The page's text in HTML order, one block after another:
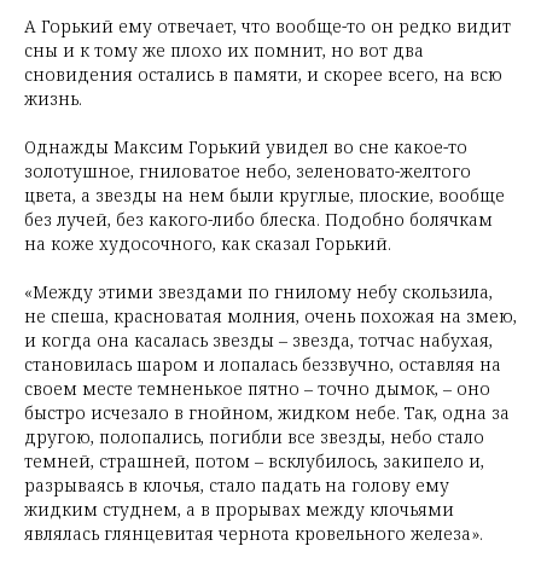
А Горький ему отвечает, что вообще-то он редко видит
сны и к тому же плохо их помнит, но вот два
сновидения остались в памяти, и скорее всего, на всю
жизнь.
Однажды Максим Горький увидел во сне какое-то
золотушное, гниловатое небо, зеленовато-желтого
цвета, а звезды на нем были круглые, плоские, вообще
без лучей, без какого-либо блеска. Подобно болячкам
на коже худосочного, как сказал Горький.
«Между этими звездами по гнилому небу скользила,
не спеша, красноватая молния, очень похожая на змею,
и когда она касалась звезды – звезда, тотчас набухая,
становилась шаром и лопалась беззвучно, оставляя на
своем месте темненькое пятно – точно дымок, – оно
быстро исчезало в гнойном, жидком небе. Так, одна за
другою, полопались, погибли все звезды, небо стало
темней, страшней, потом – всклубилось, закипело и,
разрываясь в клочья, стало падать на голову ему
жидким студнем, а в прорывах между клочьями
являлась глянцевитая чернота кровельного железа».